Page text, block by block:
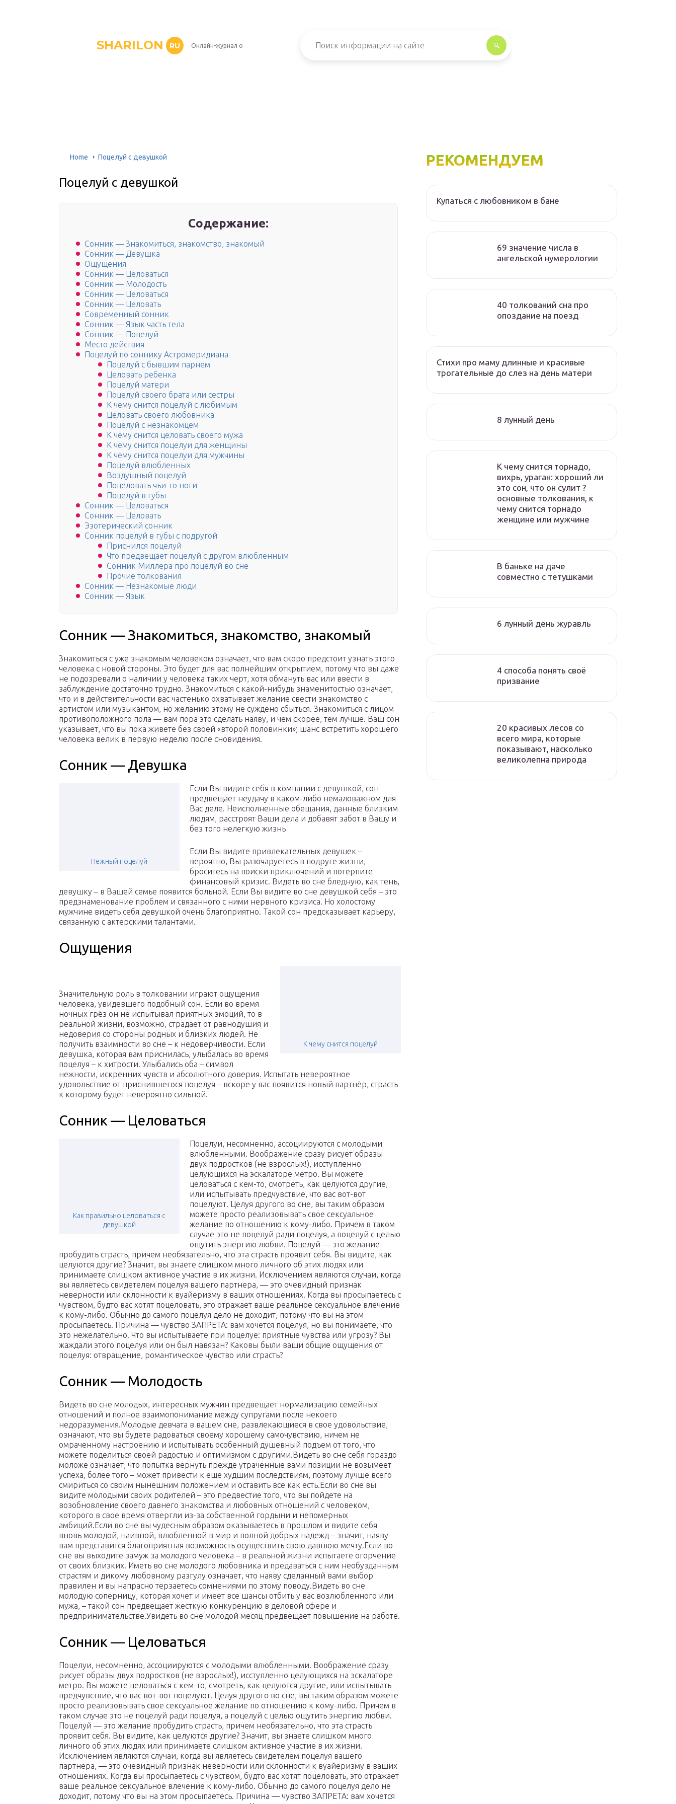
SHARILON RU Онлайн-журнал о
Home Поцелуй с девушкой
Поцелуй с девушкой
Содержание:
Сонник — Знакомиться, знакомство, знакомый
Сонник — Девушка
Ощущения
Сонник — Целоваться
Сонник — Молодость
Сонник — Целоваться
Сонник — Целовать
Современный сонник
Сонник — Язык часть тела
Сонник — Поцелуй
Место действия
Поцелуй по соннику Астромеридиана
Поцелуй с бывшим парнем
Целовать ребенка
Поцелуй матери
Поцелуй своего брата или сестры
К чему снится поцелуй с любимым
Целовать своего любовника
Поцелуй с незнакомцем
К чему снится целовать своего мужа
К чему снится поцелуи для женщины
К чему снится поцелуи для мужчины
Поцелуй влюбленных
Воздушный поцелуй
Поцеловать чьи-то ноги
Поцелуй в губы
Сонник — Целоваться
Сонник — Целовать
Эзотерический сонник
Сонник поцелуй в губы с подругой
Приснился поцелуй
Что предвещает поцелуй с другом влюбленным
Сонник Миллера про поцелуй во сне
Прочие толкования
Сонник — Незнакомые люди
Сонник — Язык
Сонник — Знакомиться, знакомство, знакомый
Знакомиться с уже знакомым человеком означает, что вам скоро предстоит узнать этого
человека с новой стороны. Это будет для вас полнейшим открытием, потому что вы даже
не подозревали о наличии у человека таких черт, хотя обмануть вас или ввести в
заблуждение достаточно трудно. Знакомиться с какой-нибудь знаменитостью означает,
что и в действительности вас частенько охватывает желание свести знакомство с
артистом или музыкантом, но желанию этому не суждено сбыться. Знакомиться с лицом
противоположного пола — вам пора это сделать наяву, и чем скорее, тем лучше. Ваш сон
указывает, что вы пока живете без своей «второй половинки»; шанс встретить хорошего
человека велик в первую неделю после сновидения.
Сонник — Девушка
Нежный поцелуй
Если Вы видите себя в компании с девушкой, сон
предвещает неудачу в каком-либо немаловажном для
Вас деле. Неисполненные обещания, данные близким
людям, расстроят Ваши дела и добавят забот в Вашу и
без того нелегкую жизнь
Если Вы видите привлекательных девушек –
вероятно, Вы разочаруетесь в подруге жизни,
броситесь на поиски приключений и потерпите
финансовый кризис. Видеть во сне бледную, как тень,
девушку – в Вашей семье появится больной. Если Вы видите во сне девушкой себя – это
предзнаменование проблем и связанного с ними нервного кризиса. Но холостому
мужчине видеть себя девушкой очень благоприятно. Такой сон предсказывает карьеру,
связанную с актерскими талантами.
Ощущения
К чему снится поцелуй
Значительную роль в толковании играют ощущения
человека, увидевшего подобный сон. Если во время
ночных грёз он не испытывал приятных эмоций, то в
реальной жизни, возможно, страдает от равнодушия и
недоверия со стороны родных и близких людей. Не
получить взаимности во сне – к недоверчивости. Если
девушка, которая вам приснилась, улыбалась во время
поцелуя – к хитрости. Улыбались оба – символ
нежности, искренних чувств и абсолютного доверия. Испытать невероятное
удовольствие от приснившегося поцелуя – вскоре у вас появится новый партнёр, страсть
к которому будет невероятно сильной.
Сонник — Целоваться
Как правильно целоваться с
девушкой
Поцелуи, несомненно, ассоциируются с молодыми
влюбленными. Воображение сразу рисует образы
двух подростков (не взрослых!), исступленно
целующихся на эскалаторе метро. Вы можете
целоваться с кем-то, смотреть, как целуются другие,
или испытывать предчувствие, что вас вот-вот
поцелуют. Целуя другого во сне, вы таким образом
можете просто реализовывать свое сексуальное
желание по отношению к кому-либо. Причем в таком
случае это не поцелуй ради поцелуя, а поцелуй с целью
ощутить энергию любви. Поцелуй — это желание
пробудить страсть, причем необязательно, что эта страсть проявит себя. Вы видите, как
целуются другие? Значит, вы знаете слишком много личного об этих людях или
принимаете слишком активное участие в их жизни. Исключением являются случаи, когда
вы являетесь свидетелем поцелуя вашего партнера, — это очевидный признак
неверности или склонности к вуайеризму в ваших отношениях. Когда вы просыпаетесь с
чувством, будто вас хотят поцеловать, это отражает ваше реальное сексуальное влечение
к кому-либо. Обычно до самого поцелуя дело не доходит, потому что вы на этом
просыпаетесь. Причина — чувство ЗАПРЕТА: вам хочется поцелуя, но вы понимаете, что
это нежелательно. Что вы испытываете при поцелуе: приятные чувства или угрозу? Вы
жаждали этого поцелуя или он был навязан? Каковы были ваши общие ощущения от
поцелуя: отвращение, романтическое чувство или страсть?
Сонник — Молодость
Видеть во сне молодых, интересных мужчин предвещает нормализацию семейных
отношений и полное взаимопонимание между супругами после некоего
недоразумения.Молодые девчата в вашем сне, развлекающиеся в свое удовольствие,
означают, что вы будете радоваться своему хорошему самочувствию, ничем не
омраченному настроению и испытывать особенный душевный подъем от того, что
можете поделиться своей радостью и оптимизмом с другими.Видеть во сне себя гораздо
моложе означает, что попытка вернуть прежде утраченные вами позиции не возымеет
успеха, более того – может привести к еще худшим последствиям, поэтому лучше всего
смириться со своим нынешним положением и оставить все как есть.Если во сне вы
видите молодыми своих родителей – это предвестие того, что вы пойдете на
возобновление своего давнего знакомства и любовных отношений с человеком,
которого в свое время отвергли из-за собственной гордыни и непомерных
амбиций.Если во сне вы чудесным образом оказываетесь в прошлом и видите себя
вновь молодой, наивной, влюбленной в мир и полной добрых надежд – значит, наяву
вам представится благоприятная возможность осуществить свою давнюю мечту.Если во
сне вы выходите замуж за молодого человека – в реальной жизни испытаете огорчение
от своих близких. Иметь во сне молодого любовника и предаваться с ним необузданным
страстям и дикому любовному разгулу означает, что наяву сделанный вами выбор
правилен и вы напрасно терзаетесь сомнениями по этому поводу.Видеть во сне
молодую соперницу, которая хочет и имеет все шансы отбить у вас возлюбленного или
мужа, – такой сон предвещает жесткую конкуренцию в деловой сфере и
предпринимательстве.Увидеть во сне молодой месяц предвещает повышение на работе.
Сонник — Целоваться
Поцелуи, несомненно, ассоциируются с молодыми влюбленными. Воображение сразу
рисует образы двух подростков (не взрослых!), исступленно целующихся на эскалаторе
метро. Вы можете целоваться с кем-то, смотреть, как целуются другие, или испытывать
предчувствие, что вас вот-вот поцелуют. Целуя другого во сне, вы таким образом можете
просто реализовывать свое сексуальное желание по отношению к кому-либо. Причем в
таком случае это не поцелуй ради поцелуя, а поцелуй с целью ощутить энергию любви.
Поцелуй — это желание пробудить страсть, причем необязательно, что эта страсть
проявит себя. Вы видите, как целуются другие? Значит, вы знаете слишком много
личного об этих людях или принимаете слишком активное участие в их жизни.
Исключением являются случаи, когда вы являетесь свидетелем поцелуя вашего
партнера, — это очевидный признак неверности или склонности к вуайеризму в ваших
отношениях. Когда вы просыпаетесь с чувством, будто вас хотят поцеловать, это отражает
ваше реальное сексуальное влечение к кому-либо. Обычно до самого поцелуя дело не
доходит, потому что вы на этом просыпаетесь. Причина — чувство ЗАПРЕТА: вам хочется
РЕКОМЕНДУЕМ
Купаться с любовником в бане
69 значение числа в
ангельской нумерологии
40 толкований сна про
опоздание на поезд
Стихи про маму длинные и красивые
трогательные до слез на день матери
8 лунный день
К чему снится торнадо,
вихрь, ураган: хороший ли
это сон, что он сулит ?
основные толкования, к
чему снится торнадо
женщине или мужчине
В баньке на даче
совместно с тетушками
6 лунный день журавль
4 способа понять своё
призвание
20 красивых лесов со
всего мира, которые
показывают, насколько
великолепна природа